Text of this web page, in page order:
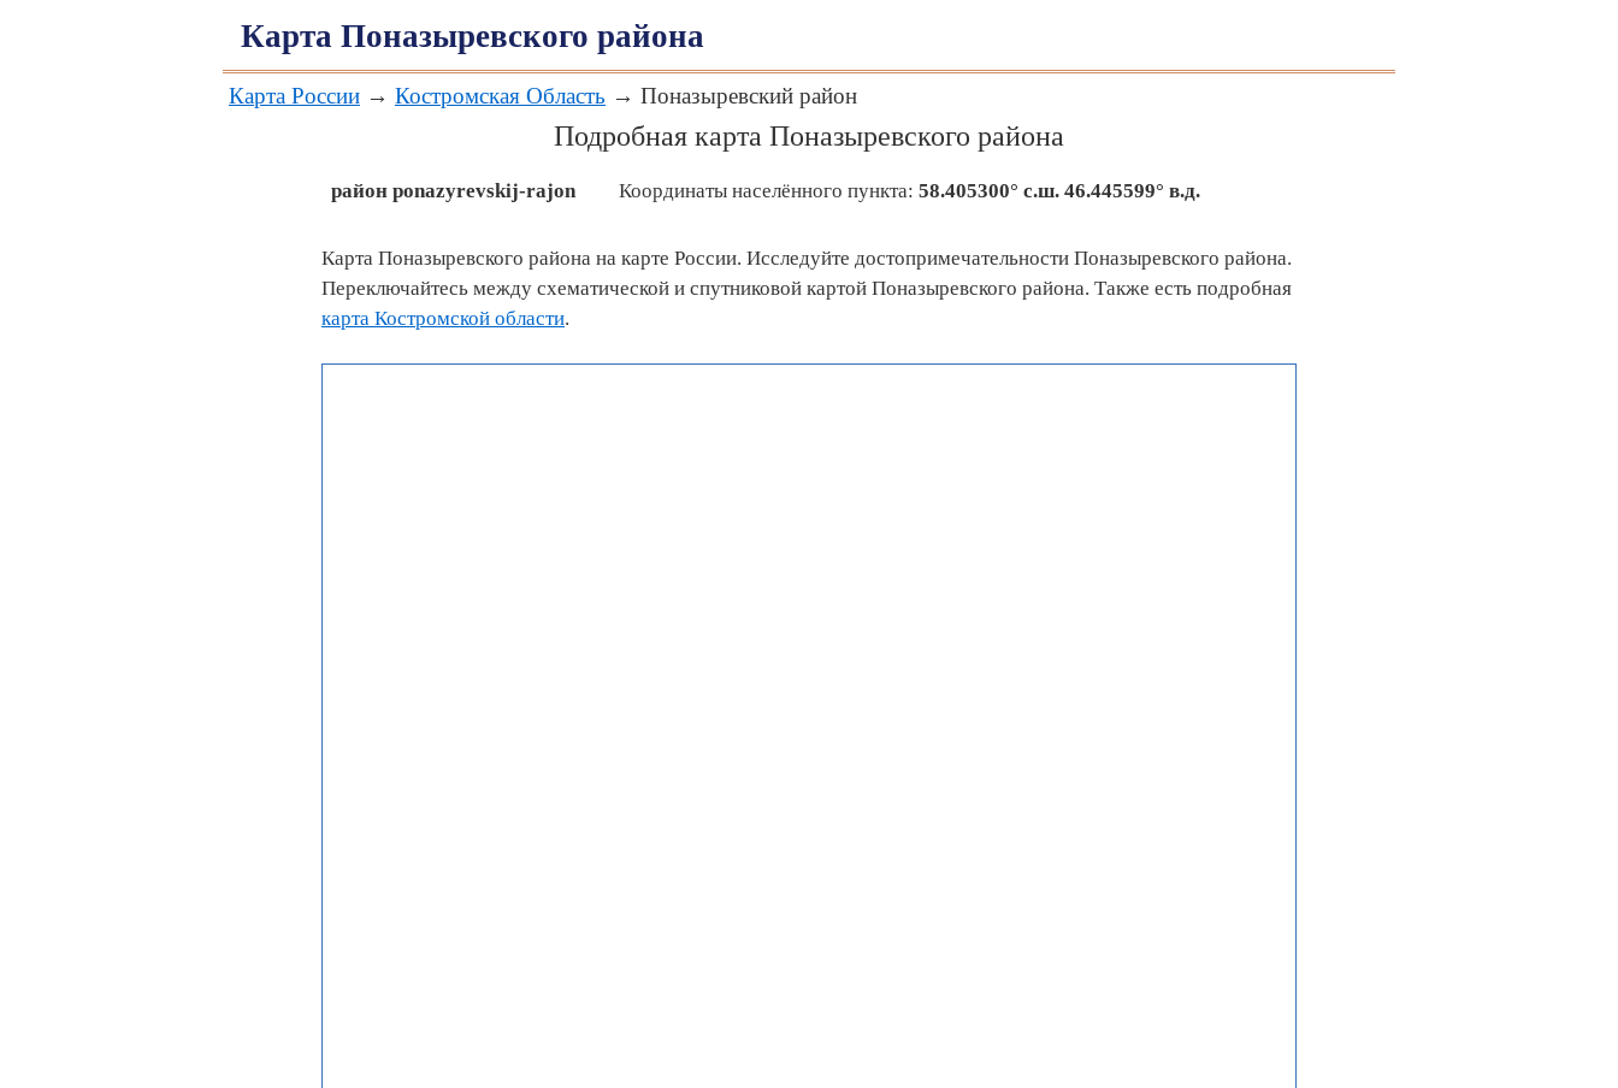
Карта Поназыревского района
Карта России → Костромская Область → Поназыревский район
Подробная карта Поназыревского района
район ponazyrevskij-rajon Координаты населённого пункта: 58.405300° с.ш. 46.445599° в.д.
Карта Поназыревского района на карте России. Исследуйте достопримечательности Поназыревского района.
Переключайтесь между схематической и спутниковой картой Поназыревского района. Также есть подробная
карта Костромской области.